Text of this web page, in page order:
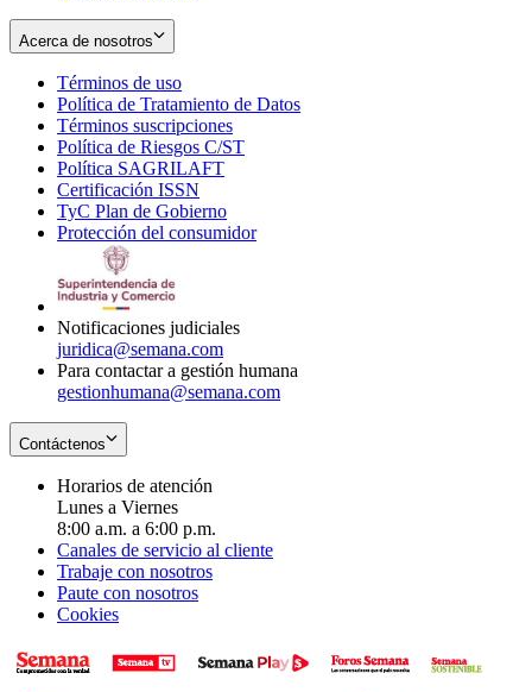
Acerca de nosotros
Términos de uso
in
new
window
Política de Tratamiento de Datos
Términos suscripciones
in
Política de Riesgos C/ST
Política SAGRILAFT
new
window
Certificación ISSN
in
new
TyC Plan de Gobierno
in
Protección del consumidorOpens
Notificaciones judiciales
juridica@semana.com
Para contactar a gestión humana
gestionhumana@semana.com
Contáctenos
Horarios de atención
Lunes a Viernes
8:00 a.m. a 6:00 p.m.
Canales de servicio al cliente
Trabaje con nosotros
Paute con nosotros
Cookies